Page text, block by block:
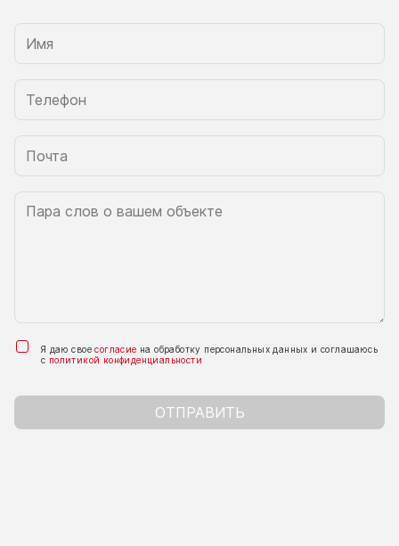
Я даю своесогласие на обработку персональных данных и соглашаюсь
с политикой конфиденциальности
ОТПРАВИТЬ